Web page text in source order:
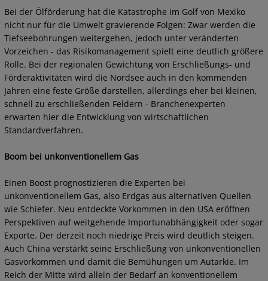
Bei der Ölförderung hat die Katastrophe im Golf von Mexiko
nicht nur für die Umwelt gravierende Folgen: Zwar werden die
Tiefseebohrungen weitergehen, jedoch unter veränderten
Vorzeichen - das Risikomanagement spielt eine deutlich größere
Rolle. Bei der regionalen Gewichtung von Erschließungs- und
Förderaktivitäten wird die Nordsee auch in den kommenden
Jahren eine feste Größe darstellen, allerdings eher bei kleinen,
schnell zu erschließenden Feldern - Branchenexperten
erwarten hier die Entwicklung von wirtschaftlichen
Standardverfahren.
Boom bei unkonventionellem Gas
Einen Boost prognostizieren die Experten bei
unkonventionellem Gas, also Erdgas aus alternativen Quellen
wie Schiefer. Neu entdeckte Vorkommen in den USA eröffnen
Perspektiven auf weitgehende Importunabhängigkeit oder sogar
Exporte. Der derzeit noch niedrige Preis wird deutlich steigen.
Auch China verstärkt seine Erschließung von unkonventionellen
Gasvorkommen und damit die Bemühungen um Autarkie. Im
Reich der Mitte wird allein der Bedarf an konventionellem